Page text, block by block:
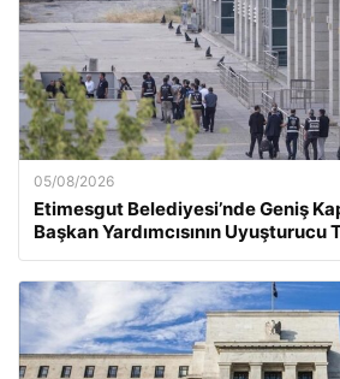
05/08/2026
Etimesgut Belediyesi’nde Geniş
Başkan Yardımcısının Uyuşturucu